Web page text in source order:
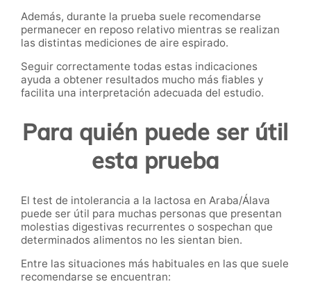
Además, durante la prueba suele recomendarse
permanecer en reposo relativo mientras se realizan
las distintas mediciones de aire espirado.
Seguir correctamente todas estas indicaciones
ayuda a obtener resultados mucho más fiables y
facilita una interpretación adecuada del estudio.
Para quién puede ser útil
esta prueba
El test de intolerancia a la lactosa en Araba/Álava
puede ser útil para muchas personas que presentan
molestias digestivas recurrentes o sospechan que
determinados alimentos no les sientan bien.
Entre las situaciones más habituales en las que suele
recomendarse se encuentran: